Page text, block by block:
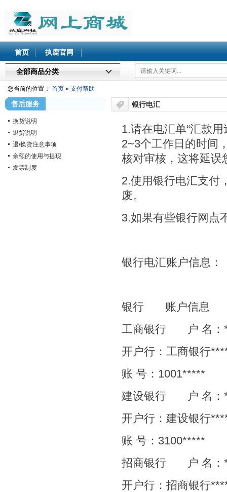
北执鹿网上商城
首页 执鹿官网
全部商品分类
您当前的位置： 首页 » 支付帮助
售后服务
换货说明
退货说明
退/换货注意事项
余额的使用与提现
发票制度
银行电汇
1.请在电汇单“汇款
2~3个工作日的时间
核对审核，这将延误
2.使用银行电汇支付
废。
3.如果有些银行网点
银行电汇账户信息：
银行
账户信息
工商银行
户 名：
开户行：工商银行
账 号： 1001*****
建设银行
户 名：
开户行：建设银行
账 号： 3100*****
招商银行
户 名：
开户行：招商银行